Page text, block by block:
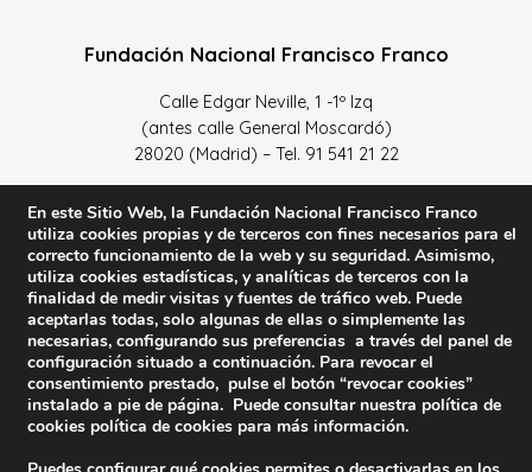
Fundación Nacional Francisco Franco
Calle Edgar Neville, 1 -1º Izq
(antes calle General Moscardó)
28020 (Madrid) – Tel. 91 541 21 22
Política de Privacidad y protección de datos–Sus datos
son seguros–Política de Cookies–Condiciones Generales
de uso
Facebook
Twitter
YouTube
En este Sitio Web, la Fundación Nacional Francisco Franco
utiliza cookies propias y de terceros con fines necesarios para el
correcto funcionamiento de la web y su seguridad. Asimismo,
utiliza cookies estadísticas, y analíticas de terceros con la
finalidad de medir visitas y fuentes de tráfico web. Puede
aceptarlas todas, solo algunas de ellas o simplemente las
necesarias, configurando sus preferencias a través del panel de
configuración situado a continuación. Para revocar el
consentimiento prestado, pulse el botón “revocar cookies”
instalado a pie de página. Puede consultar nuestra política de
cookies política de cookies para más información.